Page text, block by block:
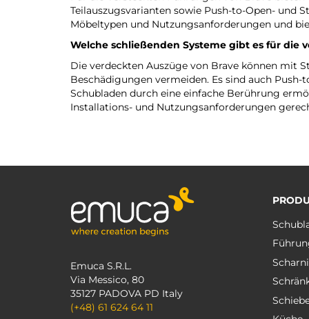
Teilauszugsvarianten sowie Push-to-Open- und
Möbeltypen und Nutzungsanforderungen und
Welche schließenden Systeme gibt es für die
Die verdeckten Auszüge von Brave können mit
Beschädigungen vermeiden. Es sind auch
Schubladen durch eine einfache Berührung
Installations- und Nutzungsanforderungen
Emuca S.R.L.
Via Messico, 80
35127 PADOVA PD Italy
(+48) 61 624 64 11